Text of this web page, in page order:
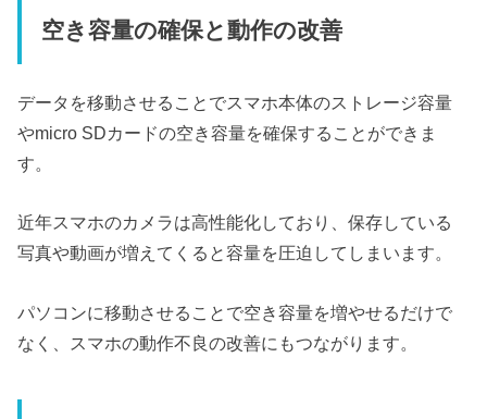
空き容量の確保と動作の改善
データを移動させることでスマホ本体のストレージ容量
やmicro SDカードの空き容量を確保することができま
す。
近年スマホのカメラは高性能化しており、保存している
写真や動画が増えてくると容量を圧迫してしまいます。
パソコンに移動させることで空き容量を増やせるだけで
なく、スマホの動作不良の改善にもつながります。